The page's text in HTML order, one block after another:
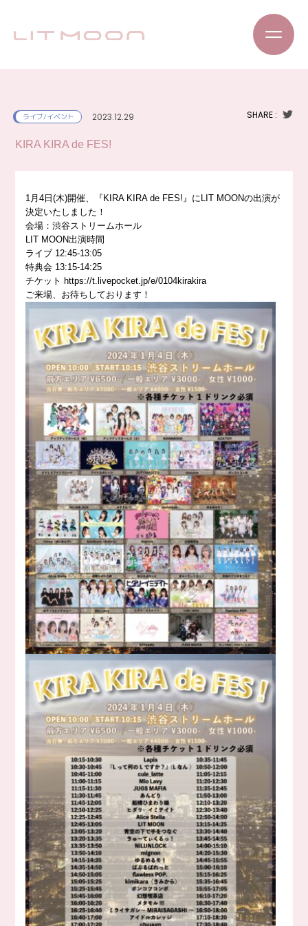
ライブ/イベント 2023.12.29 SHARE :
KIRA KIRA de FES!
1月4日(木)開催、『KIRA KIRA de FES!』にLIT MOONの出演が
決定いたしました！
会場：渋谷ストリームホール
LIT MOON出演時間
ライブ 12:45-13:05
特典会 13:15-14:25
チケット https://t.livepocket.jp/e/0104kirakira
ご来場、お待ちしております！